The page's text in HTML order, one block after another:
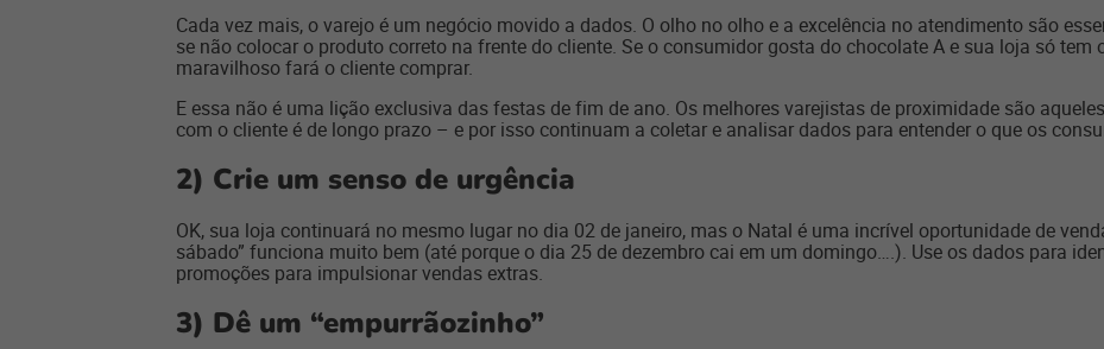
Cada vez mais, o varejo é um negócio movido a dados. O olho no olho e a excelência no atendimento são
se não colocar o produto correto na frente do cliente. Se o consumidor gosta do chocolate A e sua loja só
maravilhoso fará o cliente comprar.
E essa não é uma lição exclusiva das festas de fim de ano. Os melhores varejistas de proximidade são
com o cliente é de longo prazo – e por isso continuam a coletar e analisar dados para entender o que os
2) Crie um senso de urgência
OK, sua loja continuará no mesmo lugar no dia 02 de janeiro, mas o Natal é uma incrível oportunidade de
sábado” funciona muito bem (até porque o dia 25 de dezembro cai em um domingo….). Use os dados para
promoções para impulsionar vendas extras.
3) Dê um “empurrãozinho”